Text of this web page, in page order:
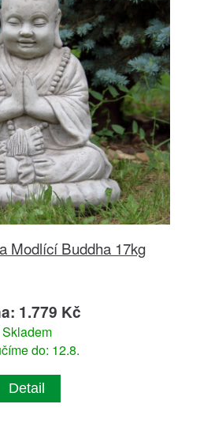
Modlící Buddha 17kg
1.779 Kč
Skladem
do: 12.8.
Detail